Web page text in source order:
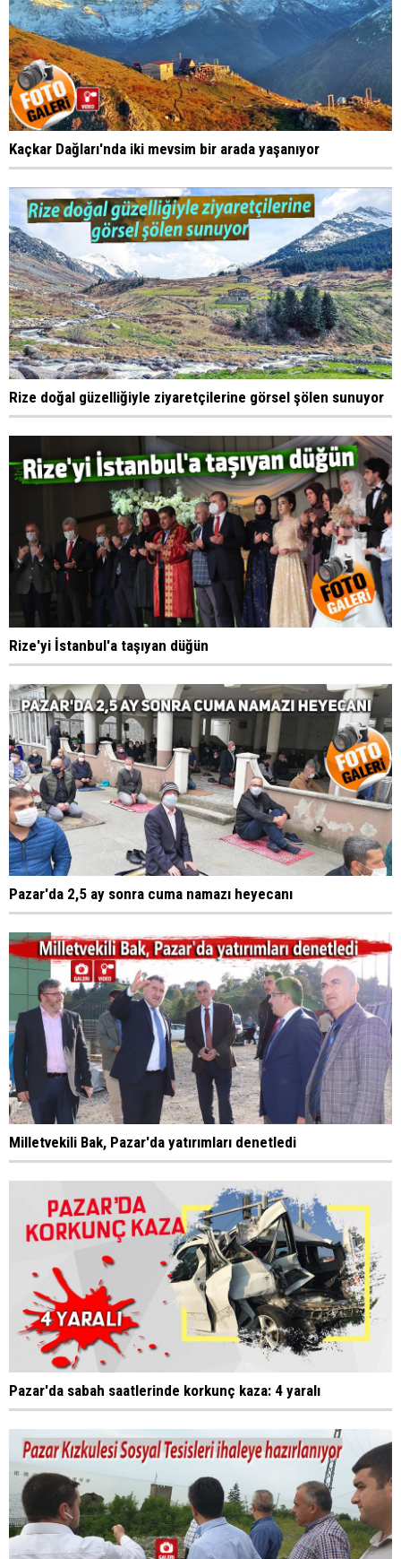
Kaçkar Dağları'nda iki mevsim bir arada yaşanıyor
Rize doğal güzelliğiyle ziyaretçilerine görsel şölen sunuyor
Rize'yi İstanbul'a taşıyan düğün
Pazar'da 2,5 ay sonra cuma namazı heyecanı
Milletvekili Bak, Pazar'da yatırımları denetledi
Pazar'da sabah saatlerinde korkunç kaza: 4 yaralı